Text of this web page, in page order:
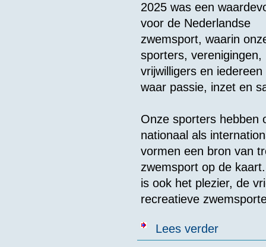
2025 was een
voor de Nederlandse
zwemsport, waarin
sporters, verenigingen,
vrijwilligers en
waar passie, inzet en
Onze sporters hebben
nationaal als
vormen een bron van
zwemsport op de
is ook het plezier, de
recreatieve
Lees verderover